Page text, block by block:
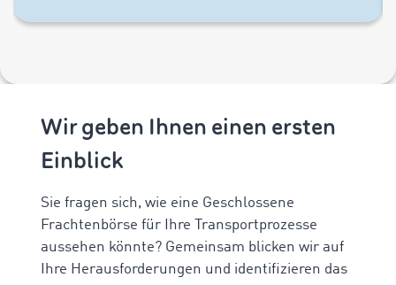
Wir geben Ihnen einen ersten
Einblick
Sie fragen sich, wie eine Geschlossene
Frachtenbörse für Ihre Transportprozesse
aussehen könnte? Gemeinsam blicken wir auf
Ihre Herausforderungen und identifizieren das